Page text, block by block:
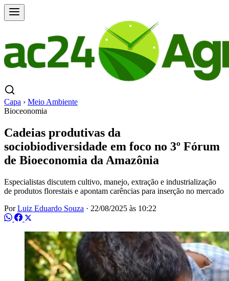
Capa › Meio Ambiente
Bioceonomia
Cadeias produtivas da
sociobiodiversidade em foco no 3º Fórum
de Bioeconomia da Amazônia
Especialistas discutem cultivo, manejo, extração e industrialização
de produtos florestais e apontam carências para inserção no mercado
PorLuiz Eduardo Souza · 22/08/2025 às 10:22